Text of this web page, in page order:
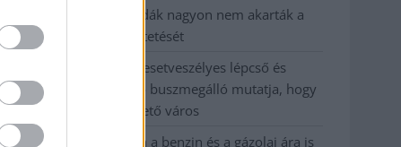
A Szolnok megyei gazdák nagyon nem akarták a
JÉGER további üzemeltetését
Csendélet 5.0: alig balesetveszélyes lépcső és
remek állapotban levő buszmegálló mutatja, hogy
Szolnok mennyire élhető város
Pénteken újra csökken a benzin és a gázolaj ára is